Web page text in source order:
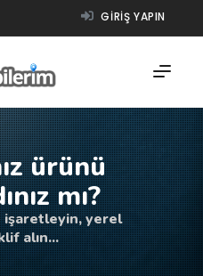
GIRIŞ YAPIN
ürünü
mı?
işaretleyin, yerel
alın...